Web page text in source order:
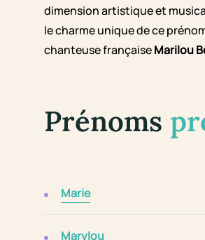
dimension artistique et
le charme unique de ce
chanteuse françaiseMarilou
Prénoms
Marie
Marylou